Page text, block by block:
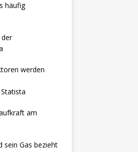
Statista